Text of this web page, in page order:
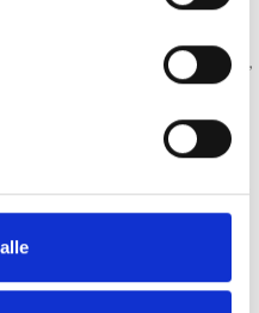
spunnet med kun 1 tråd.
prosjekter som chunky gensere,
tilbehør, og skaper vakre
tøfler, votter og mer.
IKKE kan toves (naturhvitt er
av din kreativitet og skape
glede i årevis.